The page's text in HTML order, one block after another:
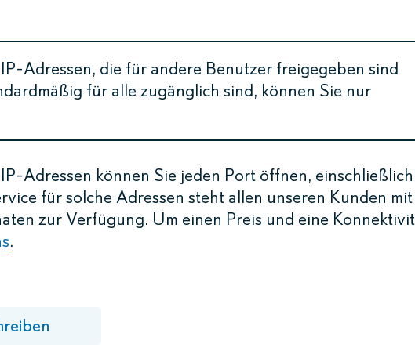
Adressen, die für andere Benutzer freigegeben sind
für alle zugänglich sind, können Sie nur
Adressen können Sie jeden Port öffnen, einschließlich
für solche Adressen steht allen unseren Kunden mit
zur Verfügung. Um einen Preis und eine
.